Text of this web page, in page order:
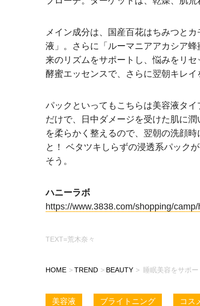
メイン成分は、国産百花はちみつと
液」。さらに「ルーマニアアカシア
来のリズムをサポートし、悩みをリ
酵蜜エッセンスで、さらに翌朝キレ
パックといってもこちらは美容液タ
だけで、日中ダメージを受けた肌に
を柔らかく整えるので、翌朝の洗顔
と！ ベタツキしらずの浸透系パック
そう。
ハニーラボ
https://www.3838.com/shopping/
TEXT=荒木奈々
HOME TREND BEAUTY 睡眠美容をサポ
美容液 ブライトニング コス